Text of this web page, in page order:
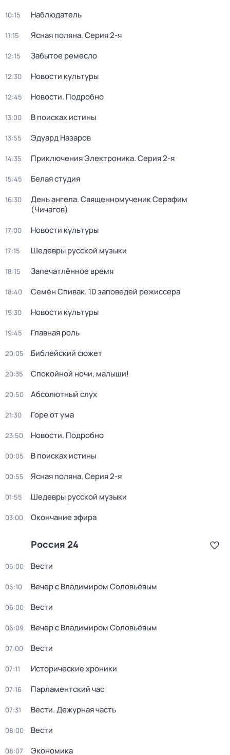
10:15 Наблюдатель
11:15 Ясная поляна. Серия 2-я
12:15 Забытое ремесло
12:30 Новости культуры
12:45 Новости. Подробно
13:00 В поисках истины
13:55 Эдуард Назаров
14:35 Приключения Электроника. Серия 2-я
15:45 Белая студия
16:30
День ангела. Священномученик Серафим
(Чичагов)
17:00 Новости культуры
17:15 Шедевры русской музыки
18:15 Запечатлённое время
18:40 Семён Спивак. 10 заповедей режиссера
19:30 Новости культуры
19:45 Главная роль
20:05 Библейский сюжет
20:35 Спокойной ночи, малыши!
20:50 Абсолютный слух
21:30 Горе от ума
23:50 Новости. Подробно
00:05 В поисках истины
00:55 Ясная поляна. Серия 2-я
01:55 Шедевры русской музыки
03:00 Окончание эфира
Россия 24
05:00 Вести
05:10 Вечер с Владимиром Соловьёвым
06:00 Вести
06:09 Вечер с Владимиром Соловьёвым
07:00 Вести
07:11 Исторические хроники
07:16 Парламентский час
07:31 Вести. Дежурная часть
08:00 Вести
08:07 Экономика